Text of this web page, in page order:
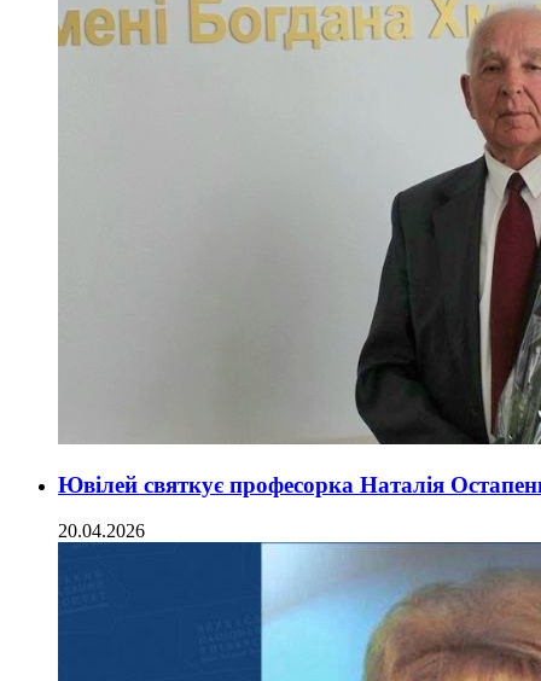
Ювілей святкує професорка Наталія
20.04.2026